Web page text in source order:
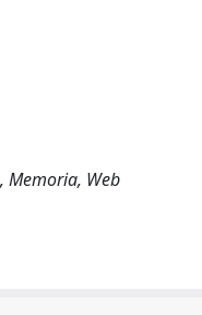
Memoria, Web